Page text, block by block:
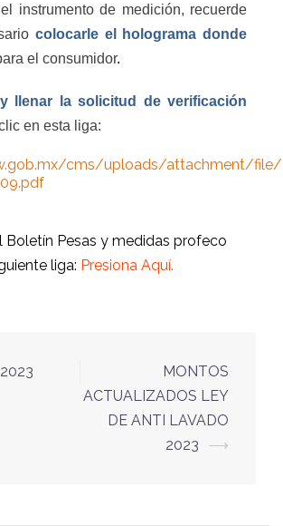
instrumento de medición, recuerde
colocarle el holograma donde
el consumidor.
llenar la solicitud de verificación
en esta liga:
cms/uploads/attachment/
Boletín Pesas y medidas profeco
liga: Presiona Aquí.
MONTOS
ACTUALIZADOS LEY
DE ANTI LAVADO
2023
⟶